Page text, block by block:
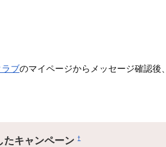
ラブのマイページからメッセージ確認後
たキャンペーン†